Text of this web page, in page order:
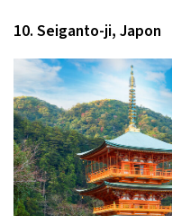
10. Seiganto-ji, Japon